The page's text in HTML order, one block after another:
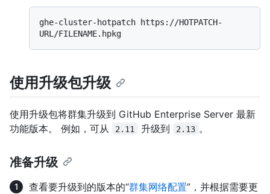
ghe-cluster-hotpatch https://HOTPATCH-
使用升级包升级
使用升级包将群集升级到 GitHub Enterprise Server 最新
功能版本。 例如，可从
2.11 升级到 2.13 。
准备升级
查看要升级到的版本的“群集网络配置”，并根据需要更